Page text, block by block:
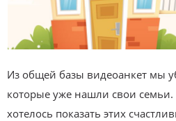
Из общей базы видеоанкет мы
которые уже нашли свои
хотелось показать этих